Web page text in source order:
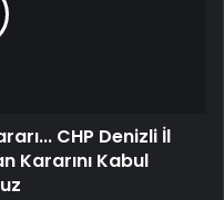
CHP Denizli İl
Kararını Kabul